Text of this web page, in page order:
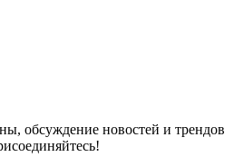
обсуждение новостей и трендов